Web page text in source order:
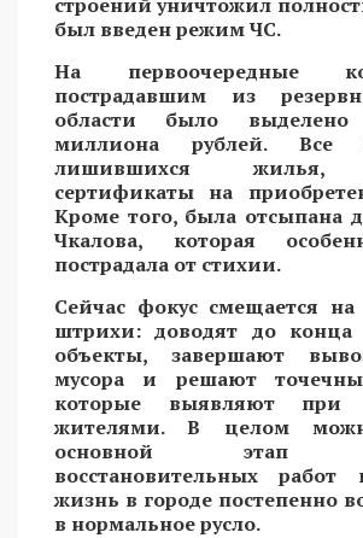
был введен режим ЧС.
На первоочередные
пострадавшим из
области было
миллиона рублей. Все
лишившихся жилья,
сертификаты на
Кроме того, была отсыпана
Чкалова, которая
пострадала от стихии.
Сейчас фокус смещается
штрихи: доводят до конца
объекты, завершают
мусора и решают
которые выявляют при
жителями. В целом
основной этап
восстановительных
жизнь в городе постепенно
в нормальное русло.